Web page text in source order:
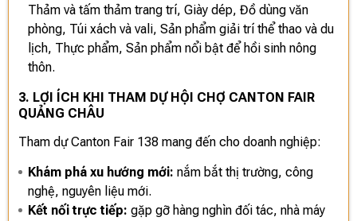
Thảm và tấm thảm trang trí, Giày dép, Đồ dùng văn
phòng, Túi xách và vali, Sản phẩm giải trí thể thao và du
lịch, Thực phẩm, Sản phẩm nổi bật để hồi sinh nông
thôn.
3. LỢI ÍCH KHI THAM DỰ HỘI CHỢ CANTON FAIR
QUẢNG CHÂU
Tham dự Canton Fair 138 mang đến cho doanh nghiệp:
Khám phá xu hướng mới: nắm bắt thị trường, công
nghệ, nguyên liệu mới.
Kết nối trực tiếp: gặp gỡ hàng nghìn đối tác, nhà máy